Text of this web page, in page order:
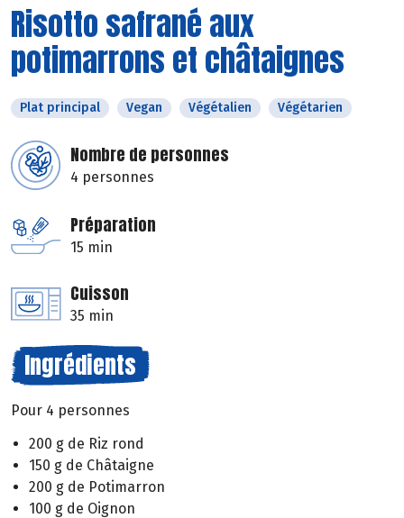
Risotto safrané aux
potimarrons et châtaignes
Plat principal Vegan Végétalien Végétarien
Nombre de personnes
4 personnes
Préparation
15 min
Cuisson
35 min
Ingrédients
Pour 4 personnes
200 g de Riz rond
150 g de Châtaigne
200 g de Potimarron
100 g de Oignon